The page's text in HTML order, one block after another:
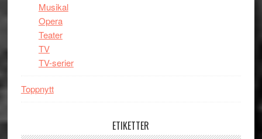
Musikal
Opera
Teater
TV
TV-serier
Toppnytt
ETIKETTER